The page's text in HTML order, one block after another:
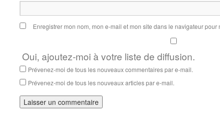
Enregistrer mon nom, mon e-mail et mon site dans le navigateur
Oui, ajoutez-moi à votre liste de diffusion.
Prévenez-moi de tous les nouveaux commentaires par e-mail.
Prévenez-moi de tous les nouveaux articles par e-mail.